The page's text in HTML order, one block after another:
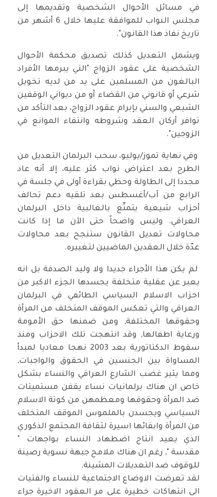
في مسائل الأحوال الشخصية وتقديمها إلى
مجلس النواب للموافقة عليها خلال 6 أشهر من
تاريخ نفاذ هذا القانون".
ويشمل التعديل كذلك تصديق محكمة الأحوال
الشخصية على عقود الزواج "التي يبرمها الأفراد
البالغون من المسلمين على يد من لديه تخويل
شرعي أو قانوني من القضاء أو من ديواني الوقفين
الشيعي والسني بإبرام عقود الزواج، بعد التأكد من
توافر أركان العقد وشروطه وانتفاء الموانع في
الزوجين".
وفي نهاية تموز/يوليو، سحب البرلمان التعديل من
الطرح بعد اعتراض نواب كثر عليه، إلا أنه عاد
مجددا إلى الطاولة وحظي بقراءة أولى في جلسة في
الرابع من آب/أغسطس بعد تلقيه دعم تحالف
أحزاب شيعية يتمتّع بالغالبية داخل البرلمان
العراقي. وليس واضحاً حتى الآن ما إذا كانت
محاولات تعديل القانون ستنجح بعد محاولات
عدّة خلال العقدين الماضيين لتغييره.
لم يكن هذا الأجراء جديدا ولا وليد الصدفة بل انه
يعبر عن عقلية متخلفة يجسدها الجزء الاكبر من
احزاب الاسلام السياسي الطائفي في البرلمان
العراقي والتي تعكس الموقف المتخلف من المرأة
وحقوقها المختلفة, ومن ضمنها حق الأمومة
ورعاية اطفالها, وقد انتهجت تلك الاحزاب ومنذ
سقوط الدكتاتورية بعد 2003 نهجا معاديا لمبدأ
المساواة بين الجنسين في الحقوق والواجبات,
ومما يثير غضب الشارع العراقي والنساء بشكل
خاص ان هناك برلمانيات نساء يقفن مستميتات
ضد المرأة وحقوقها ومعظمهن من كوتة الاسلام
السياسي ويجسدن بالملموس الموقف المتخلف
من المرأة وابقائها اسيرة لثقافة المجتمع الذكوري
الذي يعيد انتاج اضطهاد النساء بواجهات "
مقدسة ", رغم ان هناك ملامح جبهة نسوية رصينة
للوقوف ضد التعديلات المشينة.
لقد تعرضت الاوضاع الاجتماعية للنساء والفتيات
الى انتهاكات خطيرة على مر العقود الاخيرة جراء